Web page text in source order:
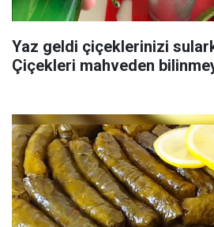
Yaz geldi çiçeklerinizi
Çiçekleri mahveden